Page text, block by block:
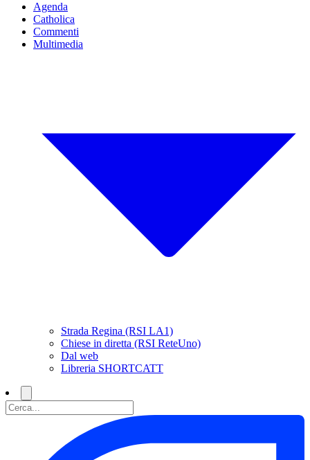
Agenda
Catholica
Commenti
Multimedia
Strada Regina (RSI LA1)
Chiese in diretta (RSI ReteUno)
Dal web
Libreria SHORTCATT